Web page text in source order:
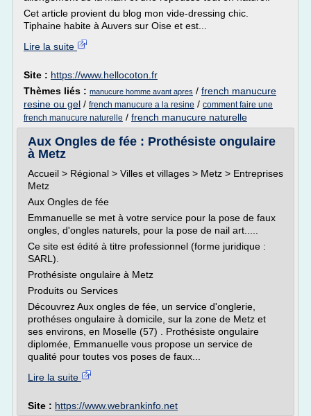
Cet article provient du blog mon vide-dressing chic.
Tiphaine habite à Auvers sur Oise et est...
Lire la suite
Site : https://www.hellocoton.fr
Thèmes liés : manucure homme avant apres / french manucure
resine ou gel / french manucure a la resine / comment faire une
french manucure naturelle / french manucure naturelle
Aux Ongles de fée : Prothésiste ongulaire
à Metz
Accueil > Régional > Villes et villages > Metz > Entreprises
Metz
Aux Ongles de fée
Emmanuelle se met à votre service pour la pose de faux
ongles, d'ongles naturels, pour la pose de nail art.....
Ce site est édité à titre professionnel (forme juridique :
SARL).
Prothésiste ongulaire à Metz
Produits ou Services
Découvrez Aux ongles de fée, un service d'onglerie,
prothéses ongulaire à domicile, sur la zone de Metz et
ses environs, en Moselle (57) . Prothésiste ongulaire
diplomée, Emmanuelle vous propose un service de
qualité pour toutes vos poses de faux...
Lire la suite
Site : https://www.webrankinfo.net